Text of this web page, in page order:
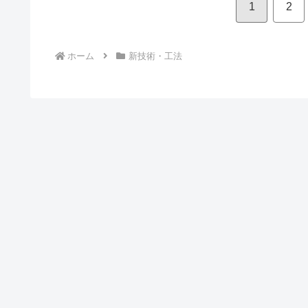
1 2
ホーム 新技術・工法